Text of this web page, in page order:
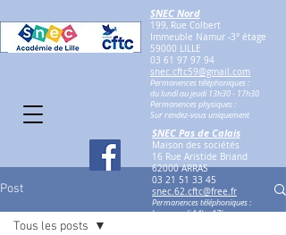
SNEC Nord
199, Rue Colbert
Immeuble Namur -3° étage
59000 LILLE
03 61 97 97 94
snec.cftc59@gmail.com
Permanences téléphoniques :
du lundi au jeudi 13h30 - 17h30
Permanences physiques :
Sur rendez-vous uniquement
SNEC Pas de Calais
Maison des sociétés
16 Rue Aristide Briand
62000 ARRAS
03 21 51 33 45
snec.62.cftc@free.fr
Permanences téléphoniques :
le mercredi 14h - 17h
Post
Tous les posts